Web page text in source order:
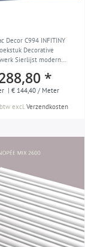
Decor C994 INFITINY
Decorative
Sierlijst modern
*
| € 144,40 / Meter
excl.Verzendkosten